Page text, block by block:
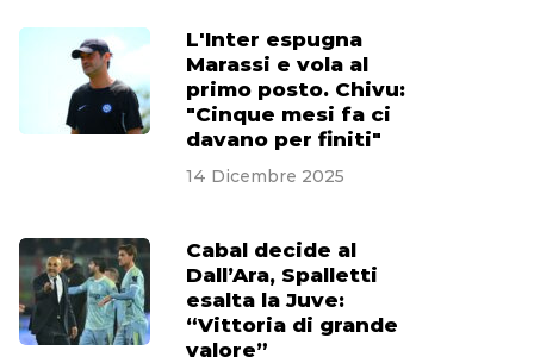
L'Inter espugna
Marassi e vola al
primo posto. Chivu:
"Cinque mesi fa ci
davano per finiti"
14 Dicembre 2025
Cabal decide al
Dall’Ara, Spalletti
esalta la Juve:
“Vittoria di grande
valore”